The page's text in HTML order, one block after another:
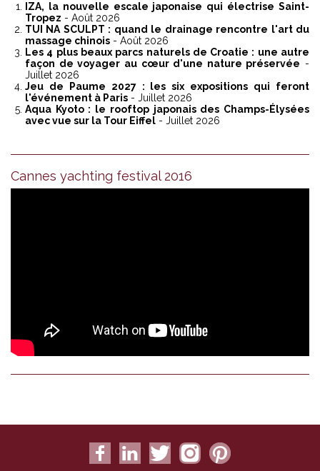
IZA, la nouvelle escale japonaise qui électrise Saint-
Tropez - Août 2026
TUI NA SCULPT : quand le drainage rencontre l'art du
massage chinois - Août 2026
Les 4 plus beaux parcs naturels de Croatie : une autre
façon de voyager au cœur d'une nature préservée -
Juillet 2026
Jeu de Paume 2027 : les six expositions qui feront
l'événement à Paris - Juillet 2026
Aqua Kyoto : le rooftop japonais des Champs-Élysées
avec vue sur la Tour Eiffel - Juillet 2026
Cannes yachting festival 2016